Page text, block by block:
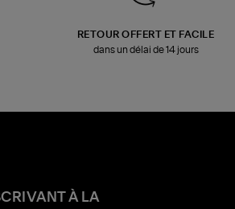
RETOUR OFFERT ET FACILE
dans un délai de 14 jours
À LA